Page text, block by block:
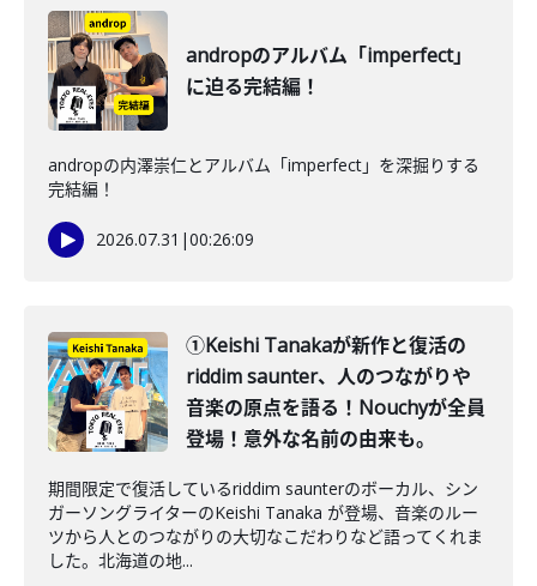
andropのアルバム「imperfect」
に迫る完結編！
andropの内澤崇仁とアルバム「imperfect」を深掘りする
完結編！
2026.07.31 |00:26:09
①Keishi Tanakaが新作と復活の
riddim saunter、人のつながりや
音楽の原点を語る！Nouchyが全員
登場！意外な名前の由来も。
期間限定で復活しているriddim saunterのボーカル、シン
ガーソングライターのKeishi Tanaka が登場、音楽のルー
ツから人とのつながりの大切なこだわりなど語ってくれま
した。北海道の地...